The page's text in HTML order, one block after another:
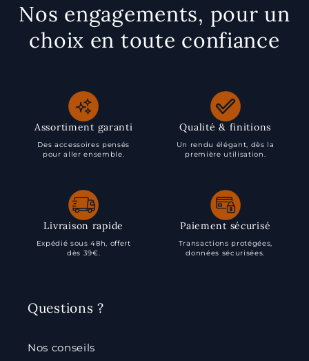
Nos engagements, pour un
choix en toute confiance
Assortiment garanti
Des accessoires pensés
pour aller ensemble.
Qualité & finitions
Un rendu élégant, dès la
première utilisation.
Livraison rapide
Expédié sous 48h, offert
dès 39€.
Paiement sécurisé
Transactions protégées,
données sécurisées.
Questions ?
Nos conseils